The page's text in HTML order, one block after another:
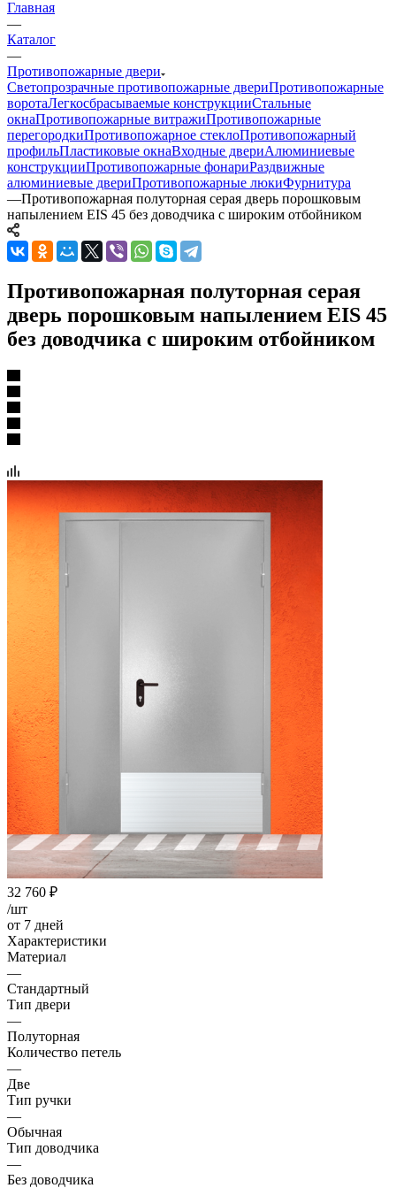
Главная
—
Каталог
—
Противопожарные двери
Светопрозрачные противопожарные двериПротивопожарные
воротаЛегкосбрасываемые конструкцииСтальные
окнаПротивопожарные витражиПротивопожарные
перегородкиПротивопожарное стеклоПротивопожарный
профильПластиковые окнаВходные двериАлюминиевые
конструкцииПротивопожарные фонариРаздвижные
алюминиевые двериПротивопожарные люкиФурнитура
—Противопожарная полуторная серая дверь порошковым
напылением EIS 45 без доводчика с широким отбойником
Противопожарная полуторная серая
дверь порошковым напылением EIS 45
без доводчика с широким отбойником
32 760 ₽
/шт
от 7 дней
Характеристики
Материал
—
Стандартный
Тип двери
—
Полуторная
Количество петель
—
Две
Тип ручки
—
Обычная
Тип доводчика
—
Без доводчика